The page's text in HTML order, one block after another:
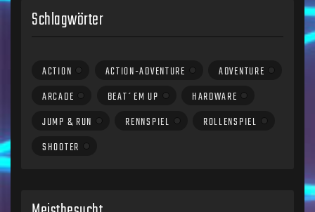
Schlagwörter
ACTION ACTION-ADVENTURE
ADVENTURE
ARCADE
BEAT´EM UP
HARDWARE
JUMP & RUN
RENNSPIEL
ROLLENSPIEL
SHOOTER